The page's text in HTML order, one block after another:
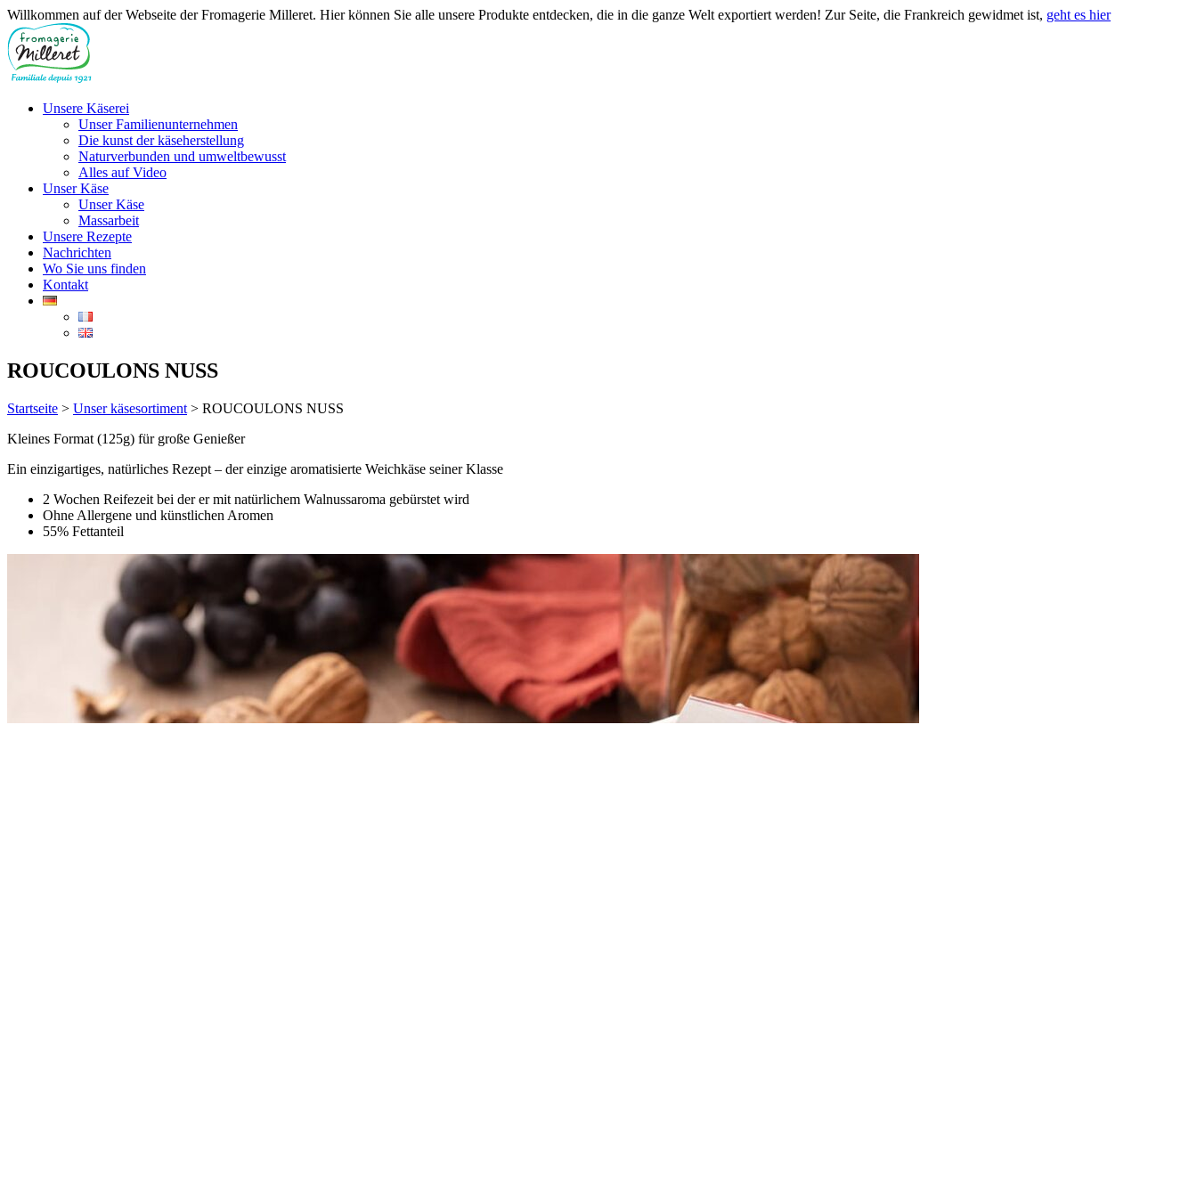
Willkommen auf der Webseite der Fromagerie Milleret. Hier können Sie alle unsere Produkte entdecken, die in die ganze Welt exportiert werden! Zur Seite, die Frankreich gewidmet ist, geht es hier
Unsere Käserei
Unser Familienunternehmen
Die kunst der käseherstellung
Naturverbunden und umweltbewusst
Alles auf Video
Unser Käse
Unser Käse
Massarbeit
Unsere Rezepte
Nachrichten
Wo Sie uns finden
Kontakt
ROUCOULONS NUSS
Startseite > Unser käsesortiment > ROUCOULONS NUSS
Kleines Format (125g) für große Genießer
Ein einzigartiges, natürliches Rezept – der einzige aromatisierte Weichkäse seiner Klasse
2 Wochen Reifezeit bei der er mit natürlichem Walnussaroma gebürstet wird
Ohne Allergene und künstlichen Aromen
55% Fettanteil